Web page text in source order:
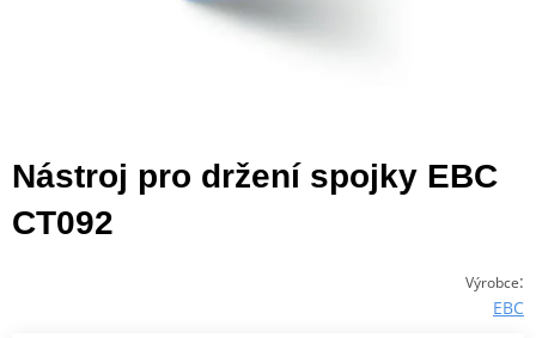
Nástroj pro držení spojky EBC
CT092
Výrobce:
EBC